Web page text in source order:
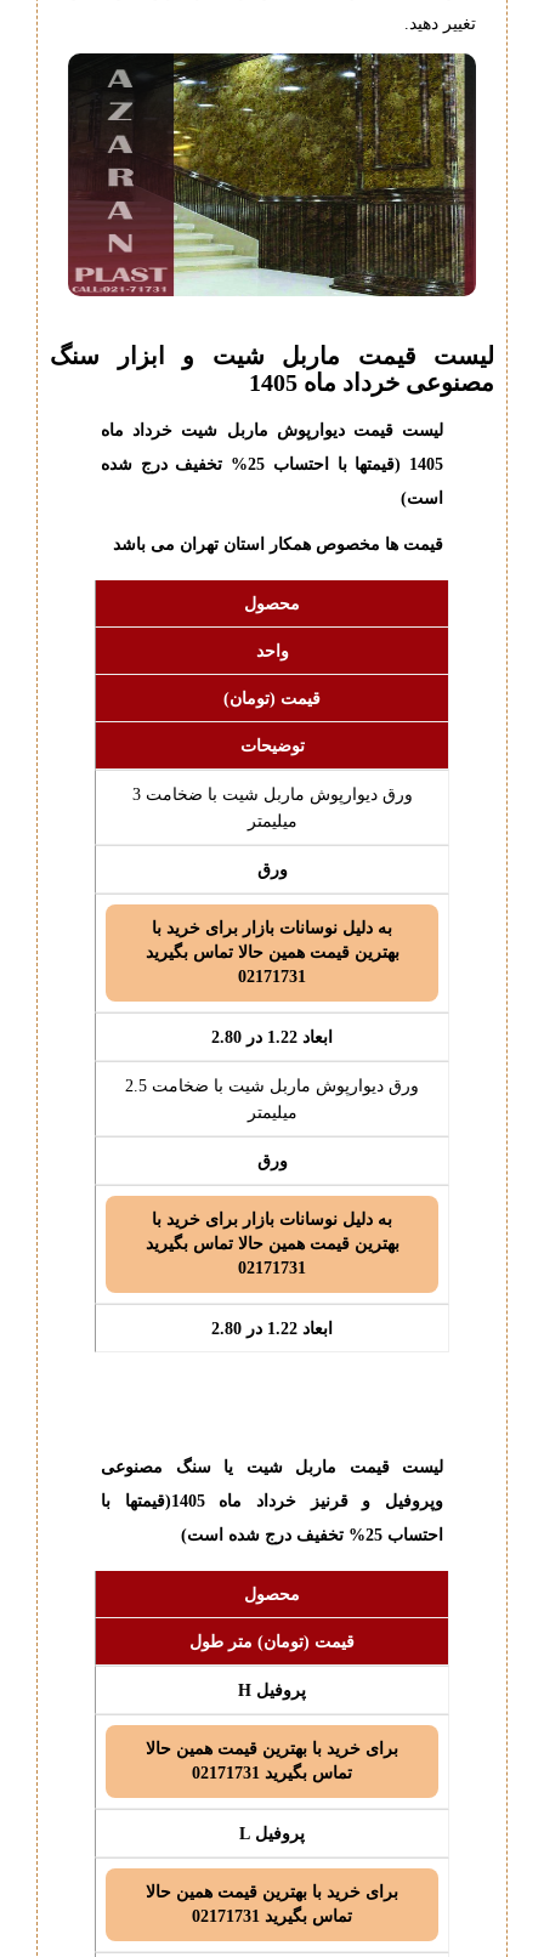
تغییر دهید.
لیست قیمت ماربل شیت و ابزار سنگ
مصنوعی خرداد ماه 1405
لیست قیمت دیوارپوش ماربل شیت خرداد ماه
1405
(قیمتها با احتساب 25% تخفیف درج شده
است)
قیمت ها مخصوص همکار استان تهران می باشد
محصول
واحد
قیمت (تومان)
توضیحات
ورق دیوارپوش ماربل شیت با ضخامت 3
میلیمتر
ورق
به دلیل نوسانات بازار برای خرید با
بهترین قیمت همین حالا تماس بگیرید
02171731
ابعاد 1.22 در 2.80
ورق دیوارپوش ماربل شیت با ضخامت 2.5
میلیمتر
ورق
به دلیل نوسانات بازار برای خرید با
بهترین قیمت همین حالا تماس بگیرید
02171731
ابعاد 1.22 در 2.80
لیست قیمت ماربل شیت یا سنگ مصنوعی
وپروفیل و قرنیز خرداد ماه 1405
(قیمتها با
احتساب 25% تخفیف درج شده است)
محصول
قیمت (تومان) متر طول
پروفیل H
برای خرید با بهترین قیمت همین حالا
تماس بگیرید 02171731
پروفیل L
برای خرید با بهترین قیمت همین حالا
تماس بگیرید 02171731